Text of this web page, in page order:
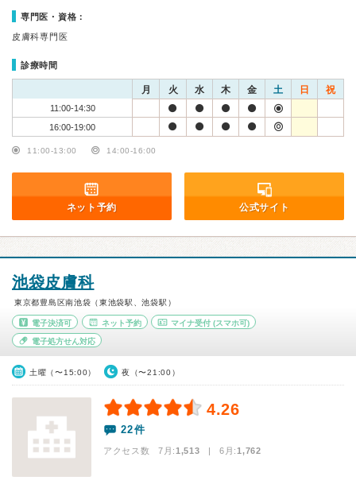
専門医・資格：
皮膚科専門医
診療時間
月 火 水 木 金 土 日 祝
11:00-14:30
16:00-19:00
11:00-13:00 14:00-16:00
ネット予約 公式サイト
池袋皮膚科
東京都豊島区南池袋（東池袋駅、池袋駅）
電子決済可 ネット予約 マイナ受付 (スマホ可)
電子処方せん対応
土曜（〜15:00） 夜（〜21:00）
4.26
22件
アクセス数 7月:1,513 | 6月:1,762